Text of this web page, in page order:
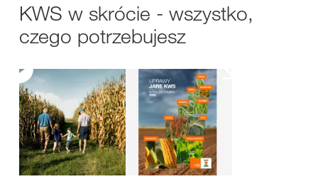
KWS w skrócie - wszystko,
czego potrzebujesz